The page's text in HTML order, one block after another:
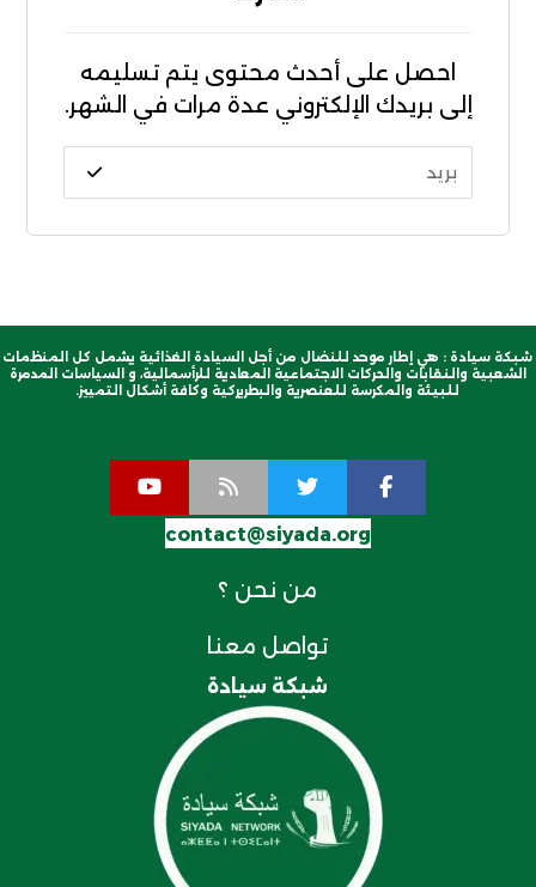
احصل على أحدث محتوى يتم تسليمه
إلى بريدك الإلكتروني عدة مرات في الشهر.
شبكة سيادة : هي إطار موحد للنضال من أجل السيادة الغذائية يشمل كل المنظمات
الشعبية والنقابات والحركات الاجتماعية المعادية للرأسمالية، و السياسات المدمرة
للبيئة والمكرسة للعنصرية والبطريركية وكافة أشكال التمييز.
contact@siyada.org
من نحن ؟
تواصل معنا
شبكة سيادة